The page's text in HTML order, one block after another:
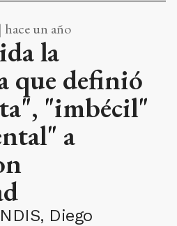
hace un año
la
que definió
"imbécil"
a
Diego